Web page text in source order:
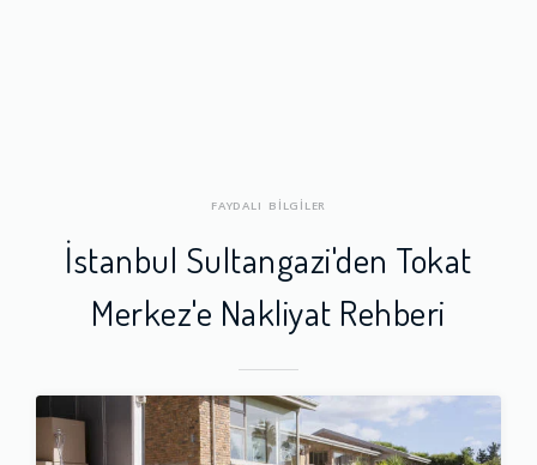
FAYDALI BİLGİLER
İstanbul Sultangazi'den Tokat
Merkez'e Nakliyat Rehberi